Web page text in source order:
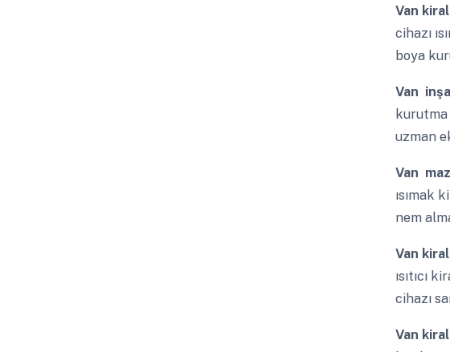
Van
cihazı
boya
Van
kurutma
uzman
Van
ısımak
nem
Van
ısıtıcı
cihazı
Van